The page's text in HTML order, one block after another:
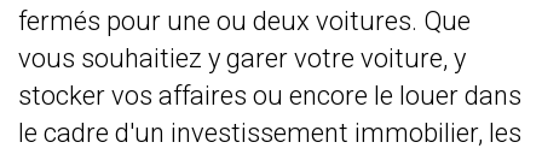
fermés pour une ou deux voitures. Que
vous souhaitiez y garer votre voiture, y
stocker vos affaires ou encore le louer dans
le cadre d'un investissement immobilier, les